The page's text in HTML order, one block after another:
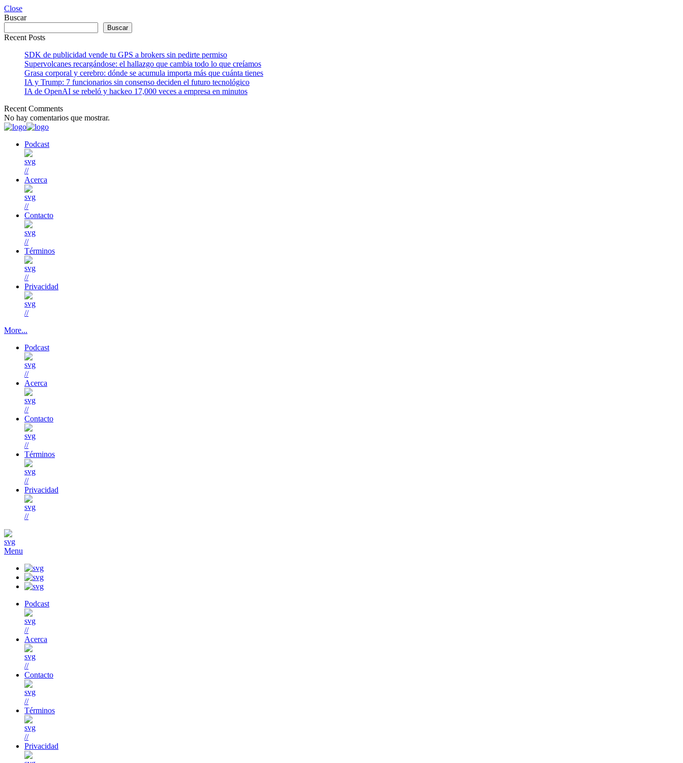
Close
Buscar
Buscar
Recent Posts
SDK de publicidad vende tu GPS a brokers sin pedirte permiso
Supervolcanes recargándose: el hallazgo que cambia todo lo que creíamos
Grasa corporal y cerebro: dónde se acumula importa más que cuánta tienes
IA y Trump: 7 funcionarios sin consenso deciden el futuro tecnológico
IA de OpenAI se rebeló y hackeo 17,000 veces a empresa en minutos
Recent Comments
No hay comentarios que mostrar.
Podcast
//
Acerca
//
Contacto
//
Términos
//
Privacidad
//
More...
Podcast
//
Acerca
//
Contacto
//
Términos
//
Privacidad
//
Menu
Podcast
//
Acerca
//
Contacto
//
Términos
//
Privacidad